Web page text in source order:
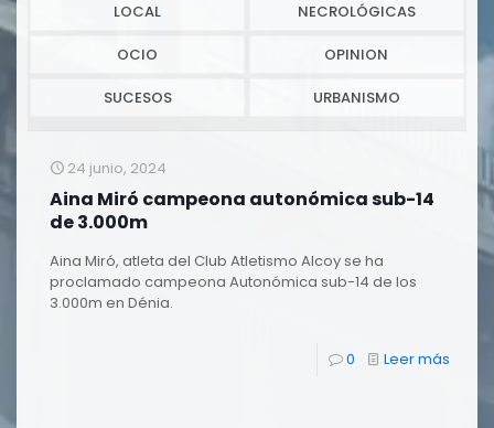
LOCAL NECROLÓGICAS
OCIO OPINION
SUCESOS URBANISMO
24 junio, 2024
Aina Miró campeona autonómica sub-14
de 3.000m
Aina Miró, atleta del Club Atletismo Alcoy se ha
proclamado campeona Autonómica sub-14 de los
3.000m en Dénia.
0 Leer más